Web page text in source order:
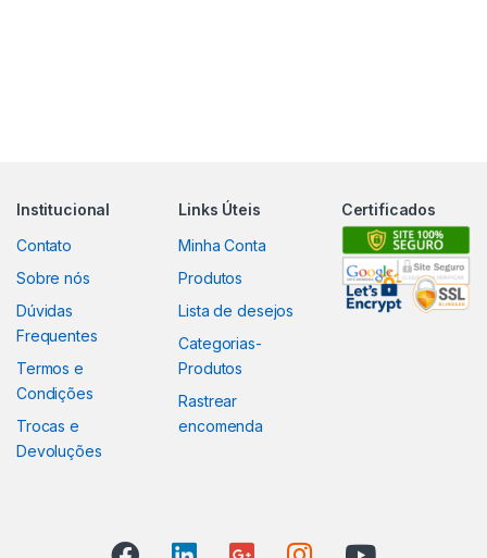
Institucional
Contato
Sobre nós
Dúvidas
Frequentes
Termos e
Condições
Trocas e
Devoluções
Links Úteis
Minha Conta
Produtos
Lista de desejos
Categorias-
Produtos
Rastrear
encomenda
Certificados